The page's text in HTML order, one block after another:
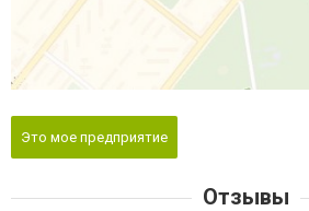
Это мое предприятие
Отзывы